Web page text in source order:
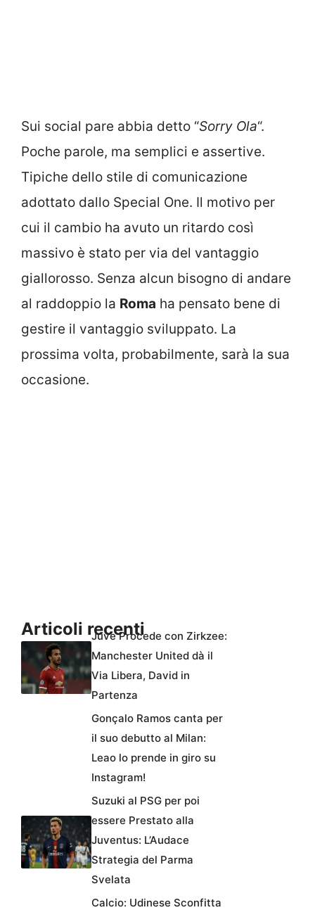
Sui social pare abbia detto “Sorry Ola“.
Poche parole, ma semplici e assertive.
Tipiche dello stile di comunicazione
adottato dallo Special One. Il motivo per
cui il cambio ha avuto un ritardo così
massivo è stato per via del vantaggio
giallorosso. Senza alcun bisogno di andare
al raddoppio la Roma ha pensato bene di
gestire il vantaggio sviluppato. La
prossima volta, probabilmente, sarà la sua
occasione.
Articoli recentiJuve Procede con Zirkzee:
Manchester United dà il
Via Libera, David in
Partenza
Gonçalo Ramos canta per
il suo debutto al Milan:
Leao lo prende in giro su
Instagram!
Suzuki al PSG per poi
essere Prestato alla
Juventus: L’Audace
Strategia del Parma
Svelata
Calcio: Udinese Sconfitta